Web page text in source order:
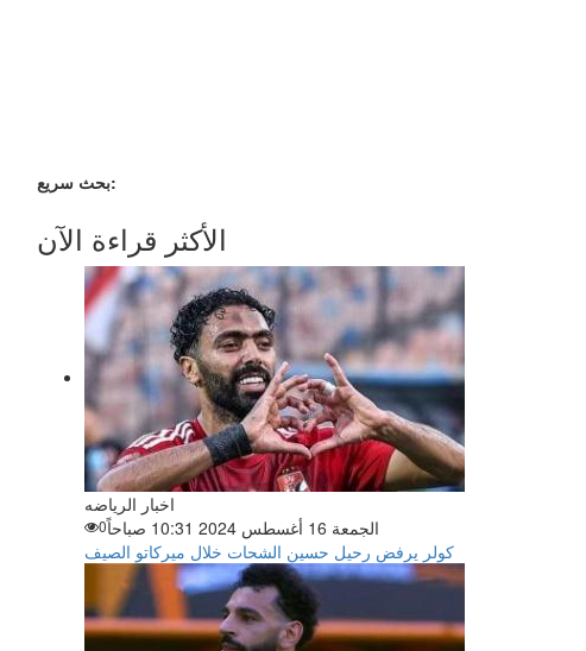
بحث سريع:
الأكثر قراءة الآن
اخبار الرياضه
الجمعة 16 أغسطس 2024 10:31 صباحاً
0
كولر يرفض رحيل حسين الشحات خلال ميركاتو الصيف